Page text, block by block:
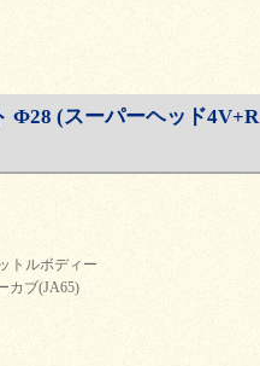
Φ28 (スーパーヘッド4V+R
トルボディー
カブ(JA65)